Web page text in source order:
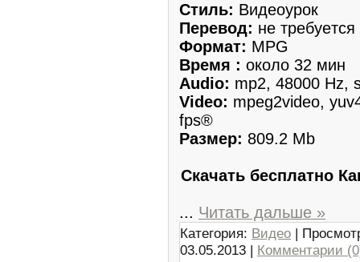
Стиль: Видеоуpок
Пеpeвод: нe требуeтся
Формат: MPG
Время : около 32 мин
Audio: mp2, 48000 Hz,
Video: mpeg2video,
fps®
Размep: 809.2 Mb
Скачать бесплатно
... Читать дальше »
Категория: Видео |
03.05.2013 | Комментарии